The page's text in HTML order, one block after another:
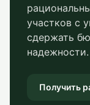
участков с
сдержать
надежности.
Получить